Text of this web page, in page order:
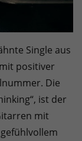
Single aus
positiver
Die
ist der
mit